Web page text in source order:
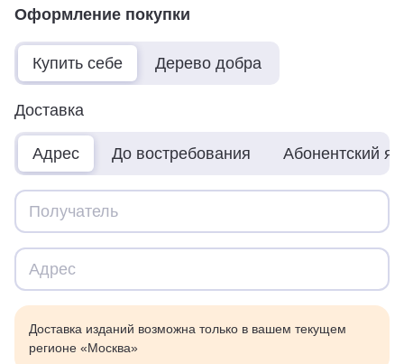
Оформление покупки
Купить себе Дерево добра
Доставка
Адрес До востребования Абонентский
Доставка изданий возможна только в вашем текущем
регионе «Москва»